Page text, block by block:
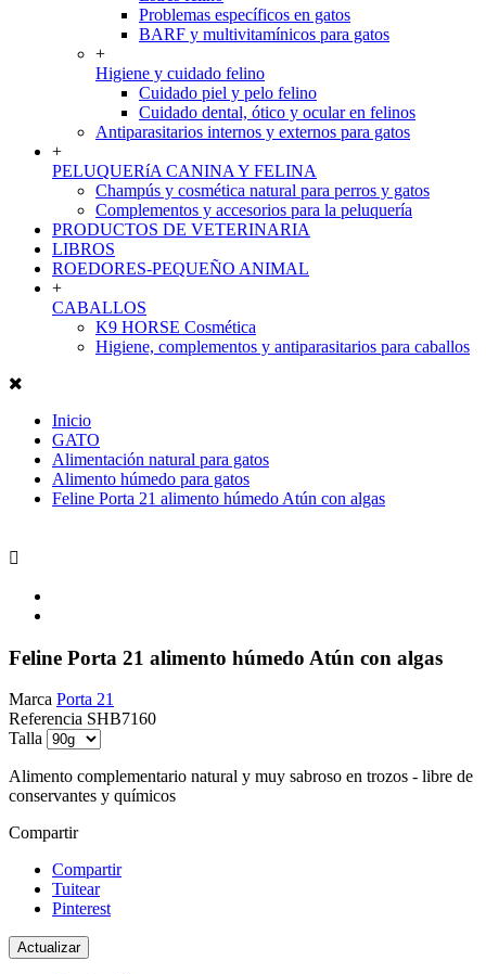
Problemas específicos en gatos
BARF y multivitamínicos para gatos
+
Higiene y cuidado felino
Cuidado piel y pelo felino
Cuidado dental, ótico y ocular en felinos
Antiparasitarios internos y externos para gatos
+
PELUQUERíA CANINA Y FELINA
Champús y cosmética natural para perros y gatos
Complementos y accesorios para la peluquería
PRODUCTOS DE VETERINARIA
LIBROS
ROEDORES-PEQUEÑO ANIMAL
+
CABALLOS
K9 HORSE Cosmética
Higiene, complementos y antiparasitarios para caballos
Inicio
GATO
Alimentación natural para gatos
Alimento húmedo para gatos
Feline Porta 21 alimento húmedo Atún con algas

Feline Porta 21 alimento húmedo Atún con algas
Marca Porta 21
Referencia SHB7160
Talla
Alimento complementario natural y muy sabroso en trozos - libre de
conservantes y químicos
Compartir
Compartir
Tuitear
Pinterest